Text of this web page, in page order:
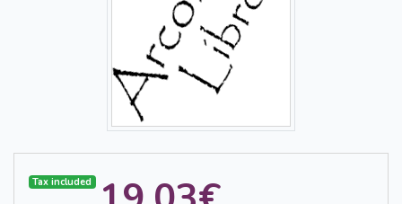
Tax included